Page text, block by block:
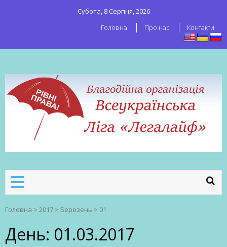
Субота, 8 Серпня, 2026
Головна
Про нас Контакти
робітників
Головна > 2017 > Березень > 01
День: 01.03.2017